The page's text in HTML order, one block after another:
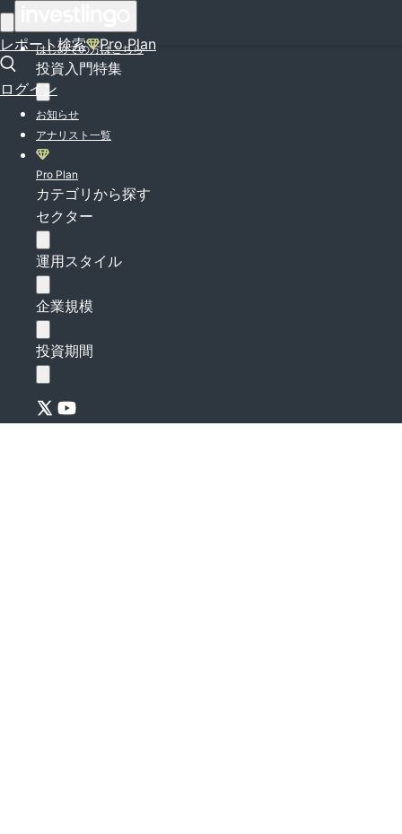
レポート検索 Pro Plan
ログイン
はじめての方はこちら
投資入門特集
お知らせ
アナリスト一覧
Pro Plan
カテゴリから探す
セクター
運用スタイル
企業規模
投資期間